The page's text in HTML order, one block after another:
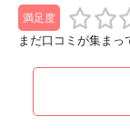
満足度
まだ口コミが集まっ